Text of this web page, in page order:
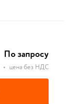
По запросу
• цена без НДС